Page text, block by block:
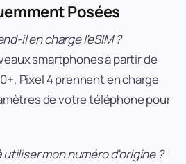
Posées
il en charge l’eSIM ?
smartphones à partir de
Pixel 4 prennent en charge
de votre téléphone pour
mon numéro d’origine ?